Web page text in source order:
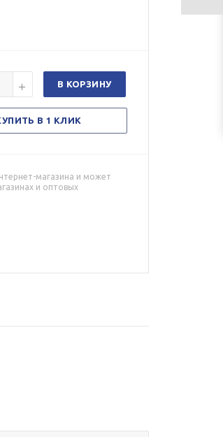
В КОРЗИНУ
В 1 КЛИК
магазина и может
и оптовых